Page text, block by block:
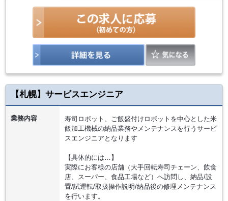
【札幌】サービスエンジニア
業務内容
寿司ロボット、ご飯盛付けロボットを中心とした米
飯加工機械の納品業務やメンテナンスを行うサービ
スエンジニアとなります
【具体的には…】
実際にお客様の店舗（大手回転寿司チェーン、飲食
店、スーパー、食品工場など）へ訪問し、納品/設
置/試運転/取扱操作説明/納品後の修理メンテナンス
を行います。